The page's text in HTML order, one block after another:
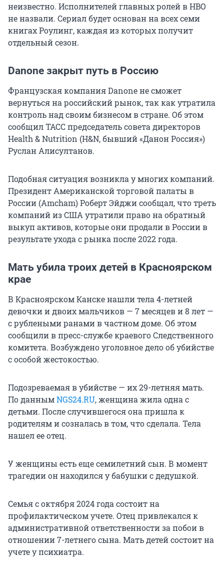
неизвестно. Исполнителей главных ролей в HBO
не назвали. Сериал будет основан на всех семи
книгах Роулинг, каждая из которых получит
отдельный сезон.
Danone закрыт путь в Россию
Французская компания Danone не сможет
вернуться на российский рынок, так как утратила
контроль над своим бизнесом в стране. Об этом
сообщил ТАСС председатель совета директоров
Health & Nutrition (H&N, бывший «Данон Россия»)
Руслан Алисултанов.
Подобная ситуация возникла у многих компаний.
Президент Американской торговой палаты в
России (Amcham) Роберт Эйджи сообщал, что треть
компаний из США утратили право на обратный
выкуп активов, которые они продали в России в
результате ухода с рынка после 2022 года.
Мать убила троих детей в Красноярском
крае
В Красноярском Канске нашли тела 4-летней
девочки и двоих мальчиков — 7 месяцев и 8 лет —
с рублеными ранами в частном доме. Об этом
сообщили в пресс-службе краевого Следственного
комитета. Возбуждено уголовное дело об убийстве
с особой жестокостью.
Подозреваемая в убийстве — их 29-летняя мать.
По даннымNGS24.RU, женщина жила одна с
детьми. После случившегося она пришла к
родителям и созналась в том, что сделала. Тела
нашел ее отец.
У женщины есть еще семилетний сын. В момент
трагедии он находился у бабушки с дедушкой.
Семья с октября 2024 года состоит на
профилактическом учете. Отец привлекался к
административной ответственности за побои в
отношении 7-летнего сына. Мать детей состоит на
учете у психиатра.